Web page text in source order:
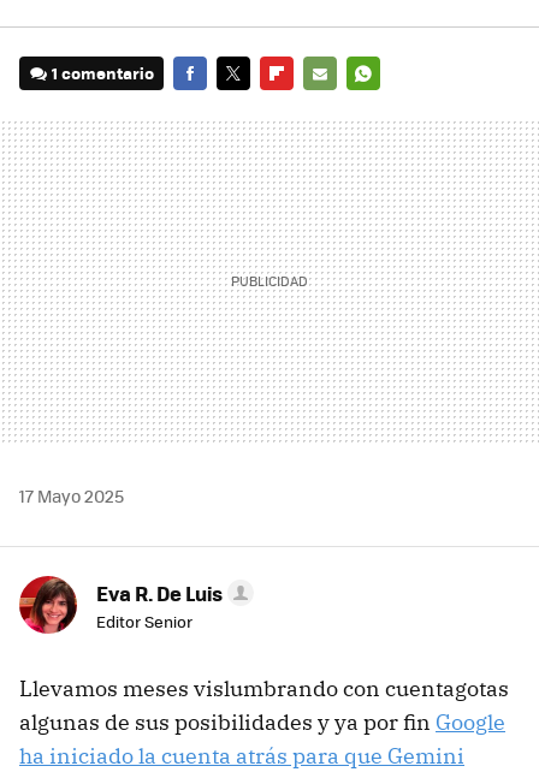
1 comentario
MAIL
17 Mayo 2025
Eva R. De Luis
Editor Senior
Llevamos meses vislumbrando con cuentagotas
algunas de sus posibilidades y ya por fin Google
ha iniciado la cuenta atrás para que Gemini